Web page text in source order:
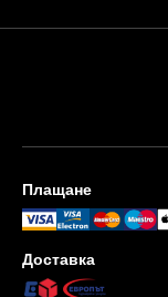
Плащане
Доставка